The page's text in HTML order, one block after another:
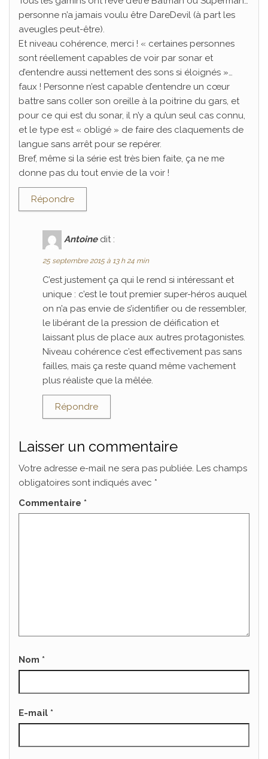
personne n’a jamais voulu être DareDevil (à part les
aveugles peut-être).
Et niveau cohérence, merci ! « certaines personnes
sont réellement capables de voir par sonar et
d’entendre aussi nettement des sons si éloignés »…
faux ! Personne n’est capable d’entendre un cœur
battre sans coller son oreille à la poitrine du gars, et
pour ce qui est du sonar, il n’y a qu’un seul cas connu,
et le type est « obligé » de faire des claquements de
langue sans arrêt pour se repérer.
Bref, même si la série est très bien faite, ça ne me
donne pas du tout envie de la voir !
Répondre
Antoine dit :
25 septembre 2015 à 13 h 24 min
C’est justement ça qui le rend si intéressant et
unique : c’est le tout premier super-héros auquel
on n’a pas envie de s’identifier ou de ressembler,
le libérant de la pression de déification et
laissant plus de place aux autres protagonistes.
Niveau cohérence c’est effectivement pas sans
failles, mais ça reste quand même vachement
plus réaliste que la mêlée.
Répondre
Laisser un commentaire
Votre adresse e-mail ne sera pas publiée. Les champs
obligatoires sont indiqués avec *
Commentaire *
Nom *
E-mail *